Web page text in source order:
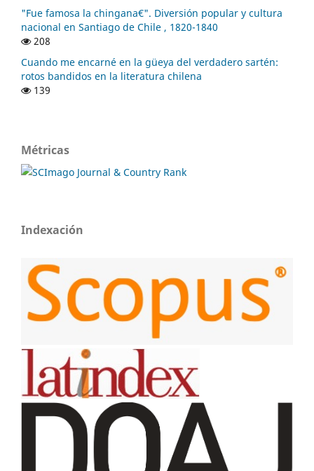
"Fue famosa la chingana€". Diversión popular y cultura
nacional en Santiago de Chile , 1820-1840
208
Cuando me encarné en la güeya del verdadero sartén:
rotos bandidos en la literatura chilena
139
Métricas
Indexación